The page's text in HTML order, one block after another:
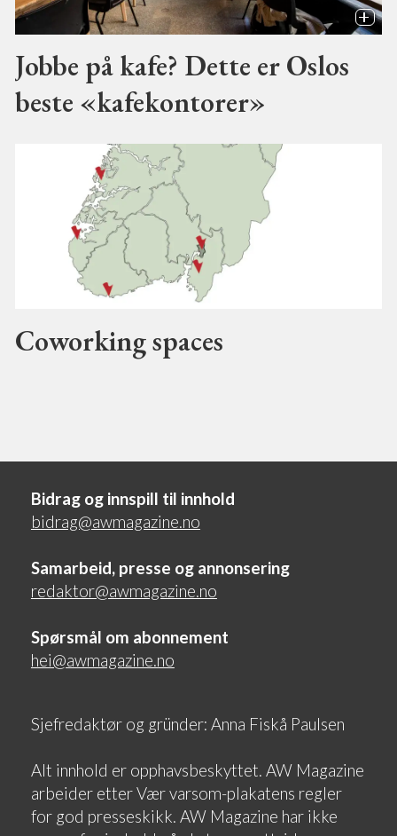
Jobbe på kafe? Dette er Oslos
beste «kafekontorer»
Coworking spaces
Bidrag og innspill til innhold
bidrag@awmagazine.no
Samarbeid, presse og annonsering
redaktor@awmagazine.no
Spørsmål om abonnement
hei@awmagazine.no
Sjefredaktør og gründer: Anna Fiskå Paulsen
Alt innhold er opphavsbeskyttet. AW Magazine
arbeider etter Vær varsom-plakatens regler
for god presseskikk. AW Magazine har ikke